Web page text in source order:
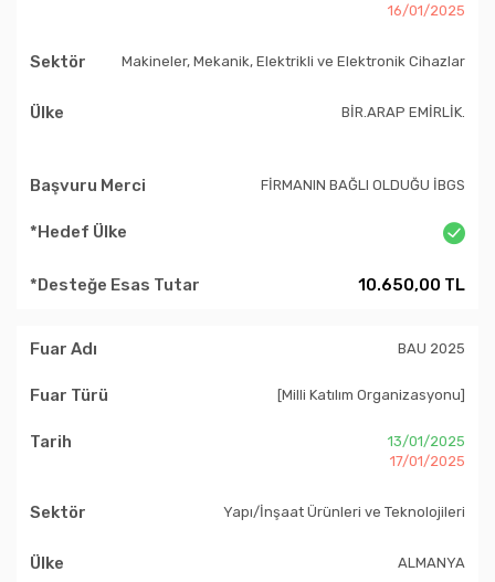
16/01/2025
Makineler, Mekanik, Elektrikli ve Elektronik Cihazlar
BİR.ARAP EMİRLİK.
FİRMANIN BAĞLI OLDUĞU İBGS
10.650,00 TL
BAU 2025
[Milli Katılım Organizasyonu]
13/01/2025
17/01/2025
Yapı/İnşaat Ürünleri ve Teknolojileri
ALMANYA